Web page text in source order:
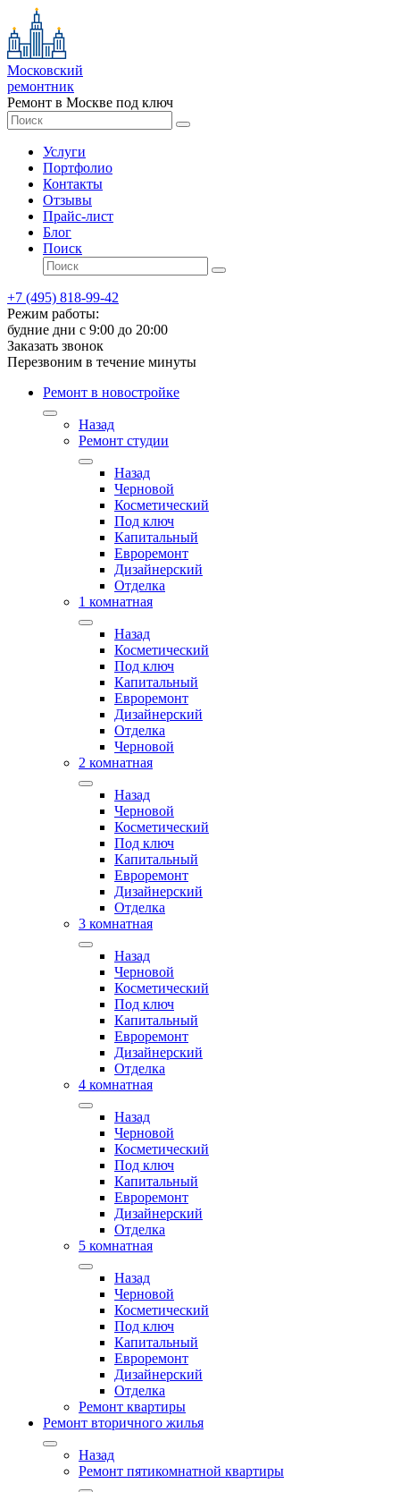
Московский
ремонтник
Ремонт в Москве под ключ
Услуги
Портфолио
Контакты
Отзывы
Прайс-лист
Блог
Поиск
+7 (495) 818-99-42
Режим работы:
будние дни с 9:00 до 20:00
Заказать звонок
Перезвоним в течение минуты
Ремонт в новостройке
Назад
Ремонт студии
Назад
Черновой
Косметический
Под ключ
Капитальный
Евроремонт
Дизайнерский
Отделка
1 комнатная
Назад
Косметический
Под ключ
Капитальный
Евроремонт
Дизайнерский
Отделка
Черновой
2 комнатная
Назад
Черновой
Косметический
Под ключ
Капитальный
Евроремонт
Дизайнерский
Отделка
3 комнатная
Назад
Черновой
Косметический
Под ключ
Капитальный
Евроремонт
Дизайнерский
Отделка
4 комнатная
Назад
Черновой
Косметический
Под ключ
Капитальный
Евроремонт
Дизайнерский
Отделка
5 комнатная
Назад
Черновой
Косметический
Под ключ
Капитальный
Евроремонт
Дизайнерский
Отделка
Ремонт квартиры
Ремонт вторичного жилья
Назад
Ремонт пятикомнатной квартиры